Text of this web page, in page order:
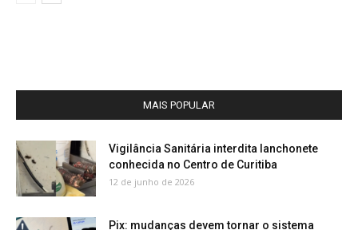
MAIS POPULAR
Vigilância Sanitária interdita lanchonete
conhecida no Centro de Curitiba
12 de junho de 2026
Pix: mudanças devem tornar o sistema